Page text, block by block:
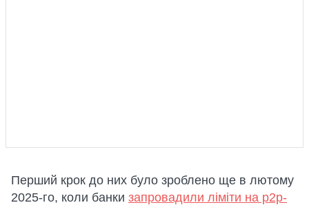
Перший крок до них було зроблено ще в лютому
2025-го, коли банки запровадили ліміти на p2p-